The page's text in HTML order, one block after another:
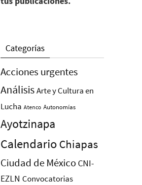
Categorías
Acciones urgentes
AnálisisArte y Cultura en
Lucha Atenco Autonomías
Ayotzinapa
Calendario Chiapas
Ciudad de México CNI-
EZLN Convocatorias